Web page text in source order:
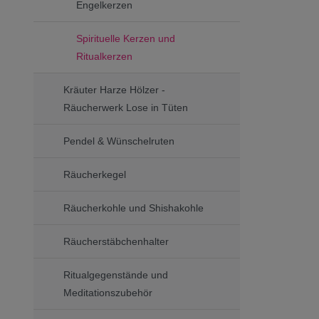
Engelkerzen
Spirituelle Kerzen und
Ritualkerzen
Kräuter Harze Hölzer -
Räucherwerk Lose in Tüten
Pendel & Wünschelruten
Räucherkegel
Räucherkohle und Shishakohle
Räucherstäbchenhalter
Ritualgegenstände und
Meditationszubehör